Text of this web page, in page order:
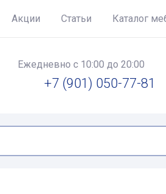
Акции Статьи Каталог
Ежедневно с 10:00 до 20:00
+7 (901) 050-77-81